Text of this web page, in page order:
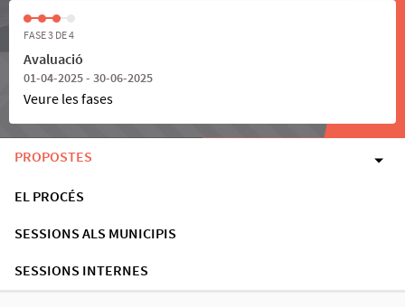
FASE 3 DE 4
Avaluació
01-04-2025 - 30-06-2025
Veure les fases
PROPOSTES
EL PROCÉS
SESSIONS ALS MUNICIPIS
SESSIONS INTERNES